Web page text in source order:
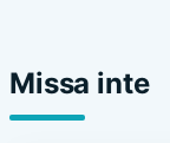
Missa inte